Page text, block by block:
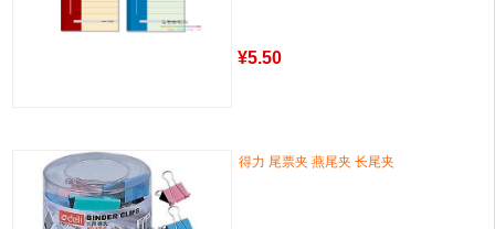
¥5.50
得力 尾票夹 燕尾夹 长尾夹